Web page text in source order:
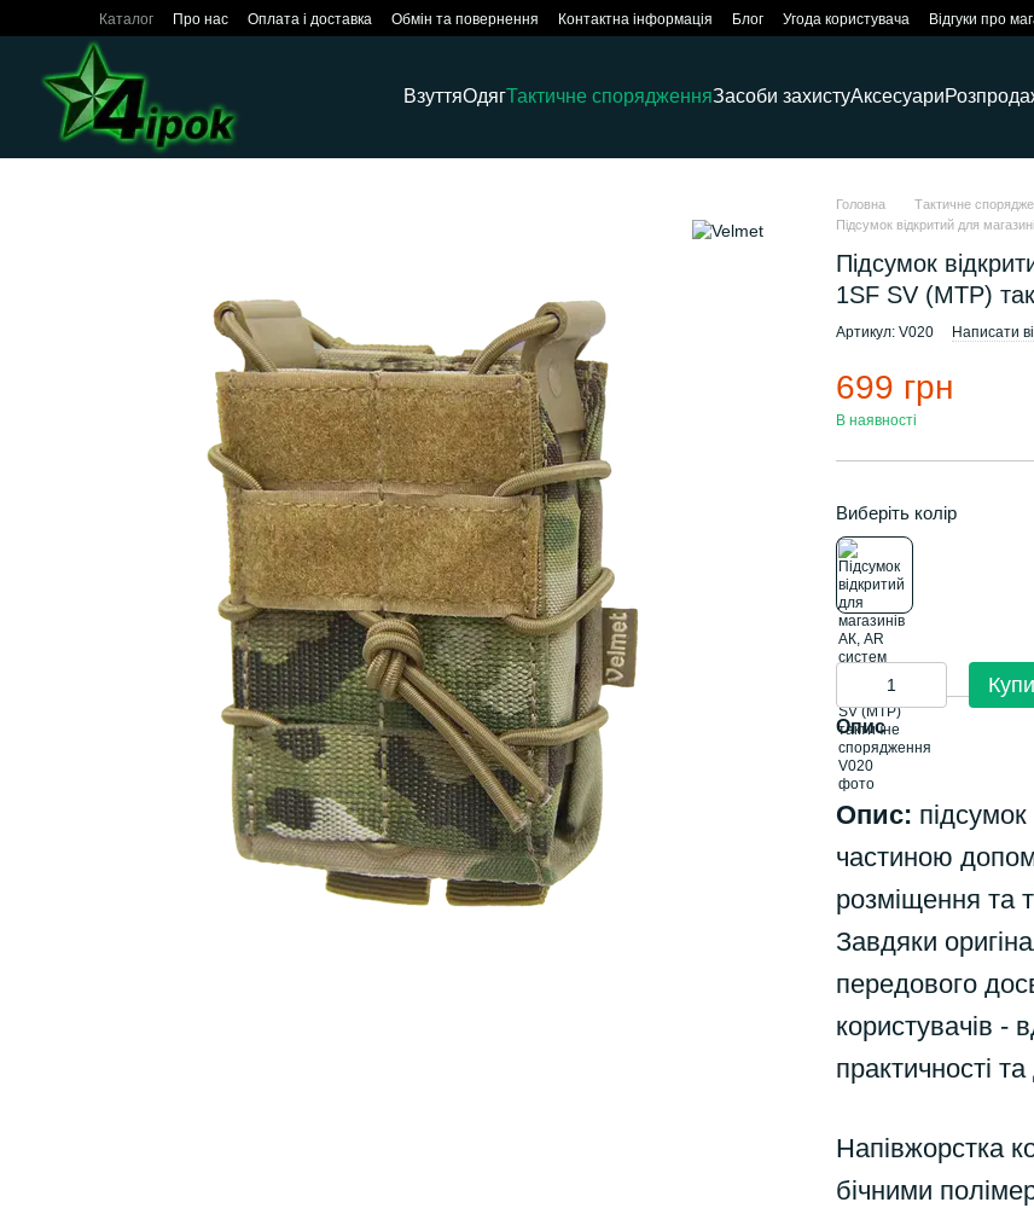
Перейти до основного контенту
Каталог Про нас Оплата і доставка Обмін та повернення Контактна інформація Блог Угода користувача Відгуки про
ВзуттяОдягТактичне спорядженняЗасоби захистуАксесуари
Головна Тактичне
Підсумок відкритий для
Підсумок
1SF SV (MTP)
Артикул: V020 Написати
699 грн
В наявності
Виберіть колір
Опис
Опис:
частиною
розміщення та
Завдяки
передового
користувачів -
практичності
Напівжорстка
бічними